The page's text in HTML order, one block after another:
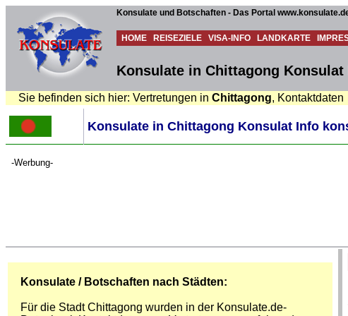
Konsulate und Botschaften - Das Portal
HOME REISEZIELE VISA-INFO LANDKARTE
Konsulate in Chittagong
Sie befinden sich hier: Vertretungen in Chittagong, Kontaktdaten
Konsulate in Chittagong Konsulat Info
-Werbung-
Konsulate / Botschaften nach Städten:
Für die Stadt Chittagong wurden in der Konsulate.de-